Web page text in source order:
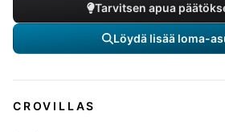
Tarvitsen apua
Löydä lisää loma-
CROVILLAS